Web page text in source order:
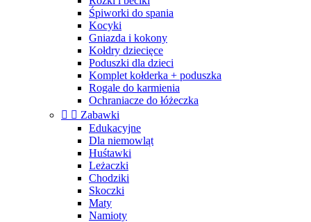
Śpiworki do spania
Kocyki
Gniazda i kokony
Kołdry dziecięce
Poduszki dla dzieci
Komplet kołderka + poduszka
Rogale do karmienia
Ochraniacze do łóżeczka
  Zabawki
Edukacyjne
Dla niemowląt
Huśtawki
Leżaczki
Chodziki
Skoczki
Maty
Namioty